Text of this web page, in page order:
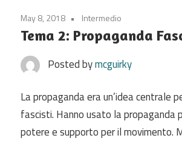
May 8, 2018 Intermedio
Tema 2: Propaganda
Posted bymcguirky
La propaganda era un’idea centrale
fascisti. Hanno usato la propaganda
potere e supporto per il movimento.